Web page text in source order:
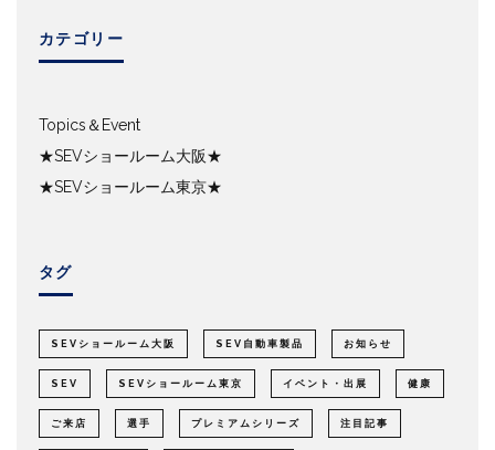
カテゴリー
Topics＆Event
★SEVショールーム大阪★
★SEVショールーム東京★
タグ
SEVショールーム大阪 SEV自動車製品 お知らせ
SEV SEVショールーム東京 イベント・出展 健康
ご来店 選手 プレミアムシリーズ 注目記事